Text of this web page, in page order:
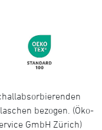
bezogen. (Öko-
GmbH Zürich)